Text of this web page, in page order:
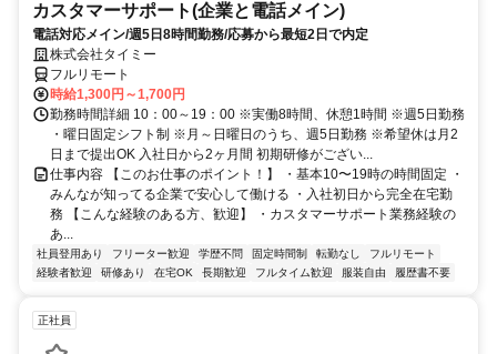
カスタマーサポート(企業と電話メイン)
電話対応メイン/週5日8時間勤務/応募から最短2日で内定
株式会社タイミー
フルリモート
時給1,300円～1,700円
勤務時間詳細 10：00～19：00 ※実働8時間、休憩1時間 ※週5日勤務
・曜日固定シフト制 ※月～日曜日のうち、週5日勤務 ※希望休は月2
日まで提出OK 入社日から2ヶ月間 初期研修がござい...
仕事内容 【このお仕事のポイント！】 ・基本10〜19時の時間固定 ・
みんなが知ってる企業で安心して働ける ・入社初日から完全在宅勤
務 【こんな経験のある方、歓迎】 ・カスタマーサポート業務経験の
あ...
社員登用あり フリーター歓迎 学歴不問 固定時間制 転勤なし
フルリモート
経験者歓迎
研修あり 在宅OK 長期歓迎 フルタイム歓迎 服装自由 履歴書不要
正社員